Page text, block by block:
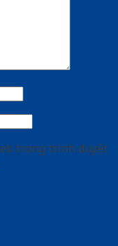
trong trình duyệt